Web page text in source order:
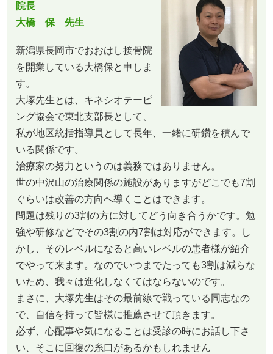
院長
大橋 保 先生
新潟県長岡市でおおはし接骨院
を開業している大橋保と申しま
す。
大塚先生とは、キネシオテーピ
ング協会で東北支部長として、
私が地区統括指導員として長年、一緒に研鑽を積んで
いる関係です。
治療家の努力というのは義務ではありません。
世の中沢山の治療関係の施設がありますがどこでも7割
ぐらいは改善の方向へ導くことはできます。
問題は残りの3割の方に対してどう向き合うかです。勉
強や研修などでその3割の内7割は対応ができます。し
かし、そのレベルになると高いレベルの患者様が紹介
でやって来ます。なのでいつまでたっても3割は減らな
いため、我々は進化しなくてはならないのです。
まさに、大塚先生はその最前線で戦っている同志なの
で、自信を持って皆様に推薦させて頂きます。
必ず、心配事や気になることは受診の時にお話し下さ
い、そこに回復の糸口があるかもしれません